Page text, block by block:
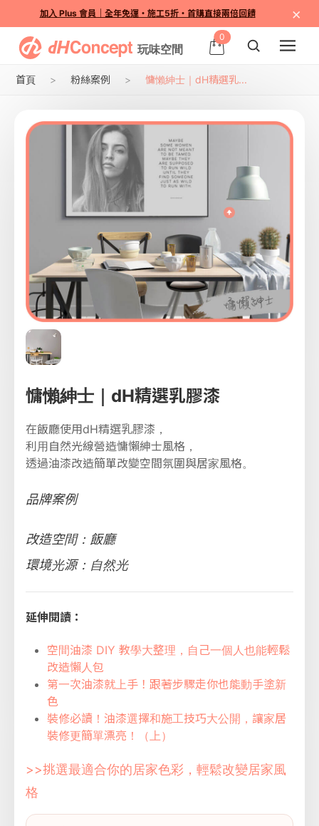
加入 Plus 會員｜全年免運・施工5折・首購直接兩倍回饋 ×
0
首頁 粉絲案例 慵懶紳士｜dH精選乳...
慵懶紳士｜dH精選乳膠漆
在飯廳使用dH精選乳膠漆，
利用自然光線營造慵懶紳士風格，
透過油漆改造簡單改變空間氛圍與居家風格。
品牌案例
改造空間：飯廳
環境光源：自然光
延伸閱讀：
空間油漆 DIY 教學大整理，自己一個人也能輕鬆
改造懶人包
第一次油漆就上手！跟著步驟走你也能動手塗新
色
裝修必讀！油漆選擇和施工技巧大公開，讓家居
裝修更簡單漂亮！（上）
>>挑選最適合你的居家色彩，輕鬆改變居家風
格